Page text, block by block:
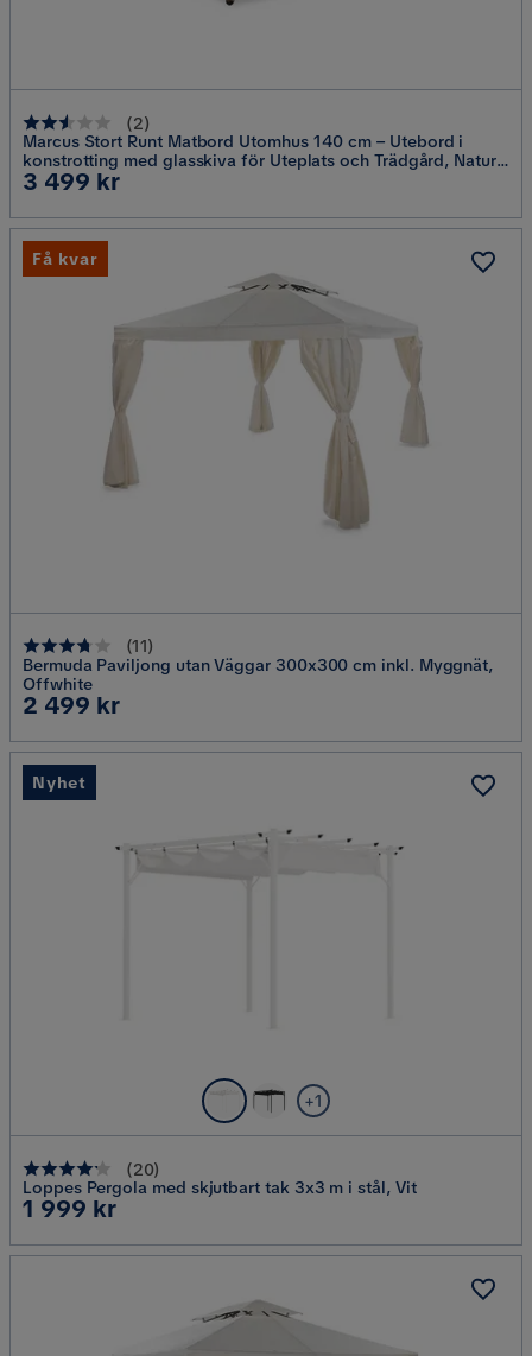
(2)
Marcus Stort Runt Matbord Utomhus 140 cm – Utebord i
konstrotting med glasskiva för Uteplats och Trädgård, Natur
Brun
Pris
3 499 kr
(11)
Bermuda Paviljong utan Väggar 300x300 cm inkl. Myggnät,
Offwhite
Pris
2 499 kr
Få kvar
+1
(20)
Loppes Pergola med skjutbart tak 3x3 m i stål, Vit
Pris
1 999 kr
Nyhet